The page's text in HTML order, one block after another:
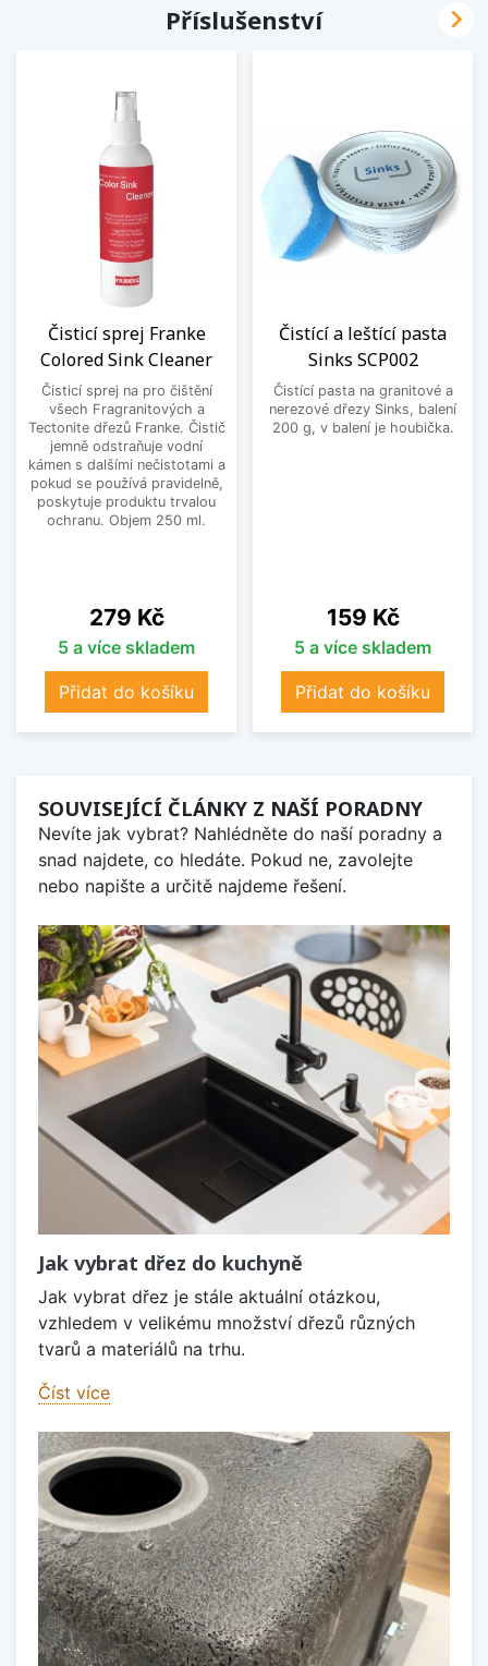
Příslušenství
Čisticí sprej Franke
Colored Sink Cleaner
Čisticí sprej na pro čištění
všech Fragranitových a
Tectonite dřezů Franke. Čistič
jemně odstraňuje vodní
kámen s dalšími nečistotami a
pokud se používá pravidelně,
poskytuje produktu trvalou
ochranu. Objem 250 ml.
Cena
279 Kč
5 a více skladem
Přidat do košíku
Čistící a leštící pasta
Sinks SCP002
Čistící pasta na granitové a
nerezové dřezy Sinks, balení
200 g, v balení je houbička.
Cena
159 Kč
5 a více skladem
Přidat do košíku

SOUVISEJÍCÍ ČLÁNKY Z NAŠÍ PORADNY
Nevíte jak vybrat? Nahlédněte do naší poradny a
snad najdete, co hledáte. Pokud ne, zavolejte
nebo napište a určitě najdeme řešení.
Jak vybrat dřez do kuchyně
Jak vybrat dřez je stále aktuální otázkou,
vzhledem v velikému množství dřezů různých
tvarů a materiálů na trhu.
Číst více